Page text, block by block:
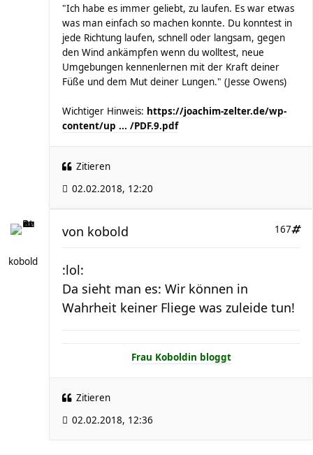
"Ich habe es immer geliebt, zu laufen. Es war etwas
was man einfach so machen konnte. Du konntest in
jede Richtung laufen, schnell oder langsam, gegen
den Wind ankämpfen wenn du wolltest, neue
Umgebungen kennenlernen mit der Kraft deiner
Füße und dem Mut deiner Lungen." (Jesse Owens)
Wichtiger Hinweis: https://joachim-zelter.de/wp-
content/up ... /PDF.9.pdf
Zitieren
02.02.2018, 12:20
kobold
167
von kobold
:lol:
Da sieht man es: Wir können in
Wahrheit keiner Fliege was zuleide tun!
Frau Koboldin bloggt
Zitieren
02.02.2018, 12:36